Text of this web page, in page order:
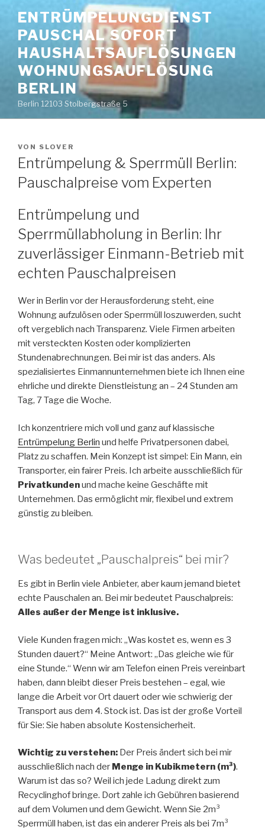
Inhalt
springen
ENTRÜMPELUNGDIENST
PAUSCHAL SOFORT
HAUSHALTSAUFLÖSUNGEN
WOHNUNGSAUFLÖSUNG
BERLIN
Berlin 12103 Stolbergstraße 5
VERÖFFENTLICHT
AM
VON SLOVER
Entrümpelung & Sperrmüll Berlin:
Pauschalpreise vom Experten
Entrümpelung und
Sperrmüllabholung in Berlin: Ihr
zuverlässiger Einmann-Betrieb mit
echten Pauschalpreisen
Wer in Berlin vor der Herausforderung steht, eine
Wohnung aufzulösen oder Sperrmüll loszuwerden, sucht
oft vergeblich nach Transparenz. Viele Firmen arbeiten
mit versteckten Kosten oder komplizierten
Stundenabrechnungen. Bei mir ist das anders. Als
spezialisiertes Einmannunternehmen biete ich Ihnen eine
ehrliche und direkte Dienstleistung an – 24 Stunden am
Tag, 7 Tage die Woche.
Ich konzentriere mich voll und ganz auf klassische
Entrümpelung Berlin und helfe Privatpersonen dabei,
Platz zu schaffen. Mein Konzept ist simpel: Ein Mann, ein
Transporter, ein fairer Preis. Ich arbeite ausschließlich für
Privatkundenund mache keine Geschäfte mit
Unternehmen. Das ermöglicht mir, flexibel und extrem
günstig zu bleiben.
Was bedeutet „Pauschalpreis“ bei mir?
Es gibt in Berlin viele Anbieter, aber kaum jemand bietet
echte Pauschalen an. Bei mir bedeutet Pauschalpreis:
Alles außer der Menge ist inklusive.
Viele Kunden fragen mich: „Was kostet es, wenn es 3
Stunden dauert?“ Meine Antwort: „Das gleiche wie für
eine Stunde.“ Wenn wir am Telefon einen Preis vereinbart
haben, dann bleibt dieser Preis bestehen – egal, wie
lange die Arbeit vor Ort dauert oder wie schwierig der
Transport aus dem 4. Stock ist. Das ist der große Vorteil
für Sie: Sie haben absolute Kostensicherheit.
Wichtig zu verstehen: Der Preis ändert sich bei mir
ausschließlich nach der Menge in Kubikmetern (m³).
Warum ist das so? Weil ich jede Ladung direkt zum
Recyclinghof bringe. Dort zahle ich Gebühren basierend
auf dem Volumen und dem Gewicht. Wenn Sie 2m³
Sperrmüll haben, ist das ein anderer Preis als bei 7m³